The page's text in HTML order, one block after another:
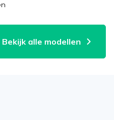
Bekijk alle modellen